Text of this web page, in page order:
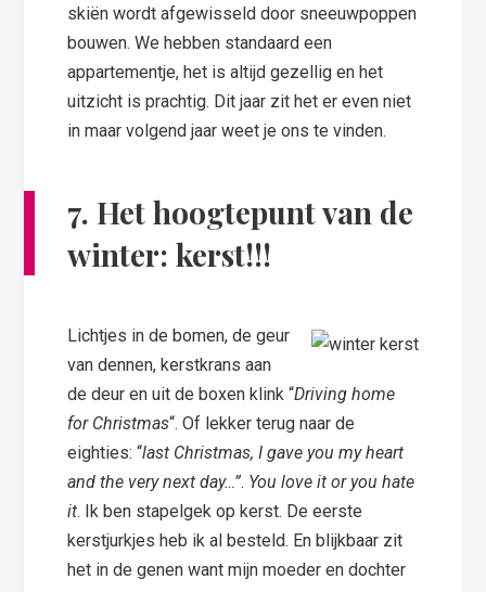
skiën wordt afgewisseld door sneeuwpoppen
bouwen. We hebben standaard een
appartementje, het is altijd gezellig en het
uitzicht is prachtig. Dit jaar zit het er even niet
in maar volgend jaar weet je ons te vinden.
7. Het hoogtepunt van de
winter: kerst!!!
Lichtjes in de bomen, de geur
van dennen, kerstkrans aan
de deur en uit de boxen klink “Driving home
for Christmas“. Of lekker terug naar de
eighties: “last Christmas, I gave you my heart
and the very next day…”. You love it or you hate
it. Ik ben stapelgek op kerst. De eerste
kerstjurkjes heb ik al besteld. En blijkbaar zit
het in de genen want mijn moeder en dochter